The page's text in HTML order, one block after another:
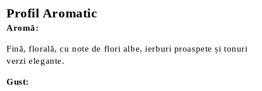
Profil Aromatic
Aromă:
Fină, florală, cu note de flori albe, ierburi proaspete și tonuri
verzi elegante.
Gust: